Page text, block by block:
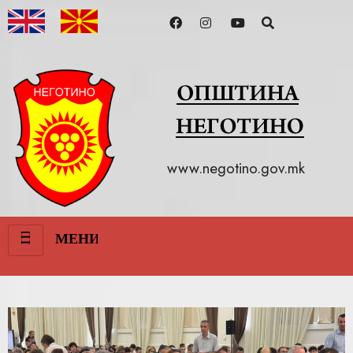
www.negotino.gov.mk
МЕНИ
III